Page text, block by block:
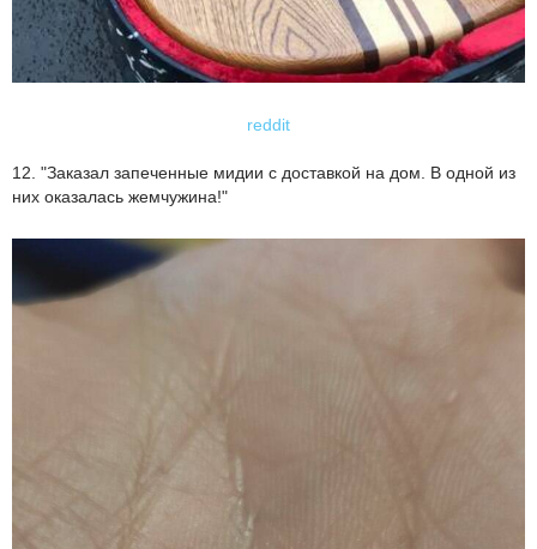
reddit
12. "Заказал запеченные мидии с доставкой на дом. В одной из
них оказалась жемчужина!"